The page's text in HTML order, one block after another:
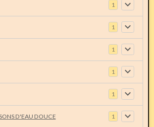
1
1
1
1
1
D'EAU DOUCE 1